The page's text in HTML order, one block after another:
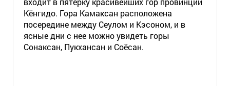
Кёнгидо. Гора Камаксан расположена
посередине между Сеулом и Кэсоном, и в
ясные дни с нее можно увидеть горы
Сонаксан, Пукхансан и Соёсан.